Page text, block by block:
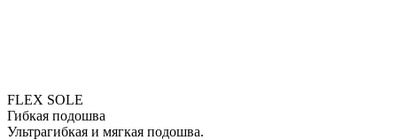
FLEX SOLE
Гибкая подошва
Ультрагибкая и мягкая подошва.